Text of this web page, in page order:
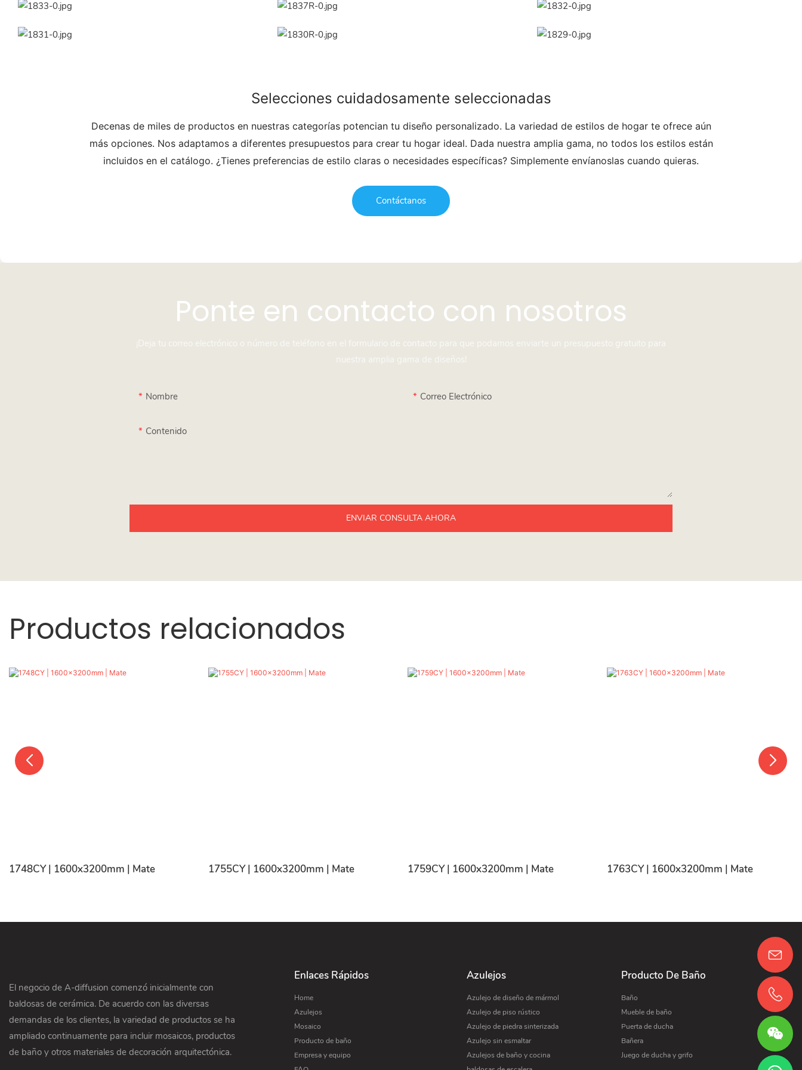
Selecciones cuidadosamente seleccionadas
Decenas de miles de productos en nuestras categorías potencian tu diseño personalizado. La variedad de estilos de hogar te ofrece aún
más opciones. Nos adaptamos a diferentes presupuestos para crear tu hogar ideal. Dada nuestra amplia gama, no todos los estilos están
incluidos en el catálogo. ¿Tienes preferencias de estilo claras o necesidades específicas? Simplemente envíanoslas cuando quieras.
Contáctanos
Ponte en contacto con nosotros
¡Deja tu correo electrónico o número de teléfono en el formulario de contacto para que podamos enviarte un presupuesto gratuito para
nuestra amplia gama de diseños!
Nombre Correo Electrónico
Contenido
ENVIAR CONSULTA AHORA
Productos relacionados
1748CY | 1600x3200mm | Mate 1755CY | 1600x3200mm | Mate 1759CY | 1600x3200mm | Mate 1763CY | 1600x3200mm | Mate
El negocio de A-diffusion comenzó inicialmente con
baldosas de cerámica. De acuerdo con las diversas
demandas de los clientes, la variedad de productos se ha
ampliado continuamente para incluir mosaicos, productos
de baño y otros materiales de decoración arquitectónica.
Enlaces Rápidos
Home
Azulejos
Mosaico
Producto de baño
Empresa y equipo
Azulejos
Azulejo de diseño de mármol
Azulejo de piso rústico
Azulejo de piedra sinterizada
Azulejo sin esmaltar
Azulejos de baño y cocina
Producto De Baño
Baño
Mueble de baño
Puerta de ducha
Bañera
Juego de ducha y grifo